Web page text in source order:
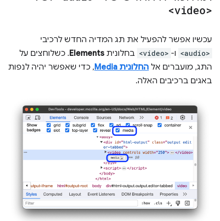
<video>
עכשיו אפשר להפעיל את תג המדיה החדש לרכיבי
<audio> ו- <video> בחלוניתElements. כשלוחצים על
התג, מועברים אל החלונית Media
, כדי שאפשר יהיה לנפות
באגים ברכיבים האלה.